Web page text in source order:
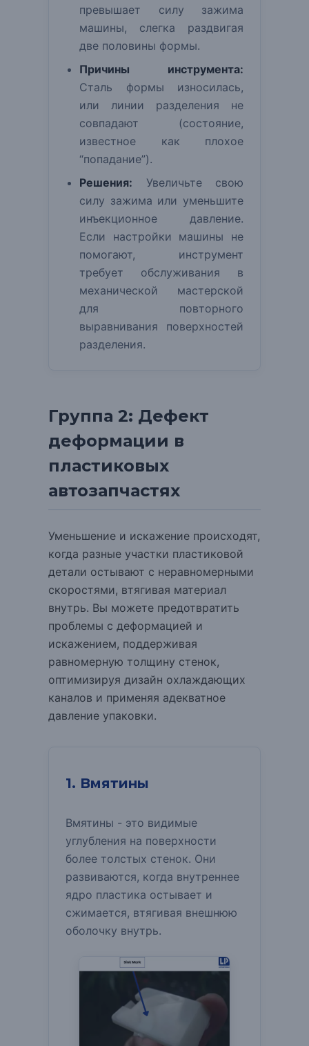
превышает силу зажима
машины, слегка раздвигая
две половины формы.
Причины инструмента:
Сталь формы износилась,
или линии разделения не
совпадают (состояние,
известное как плохое
“попадание”).
Решения: Увеличьте свою
силу зажима или уменьшите
инъекционное давление.
Если настройки машины не
помогают, инструмент
требует обслуживания в
механической мастерской
для повторного
выравнивания поверхностей
разделения.
Группа 2: Дефект
деформации в
пластиковых
автозапчастях
Уменьшение и искажение происходят,
когда разные участки пластиковой
детали остывают с неравномерными
скоростями, втягивая материал
внутрь. Вы можете предотвратить
проблемы с деформацией и
искажением, поддерживая
равномерную толщину стенок,
оптимизируя дизайн охлаждающих
каналов и применяя адекватное
давление упаковки.
1. Вмятины
Вмятины - это видимые
углубления на поверхности
более толстых стенок. Они
развиваются, когда внутреннее
ядро пластика остывает и
сжимается, втягивая внешнюю
оболочку внутрь.